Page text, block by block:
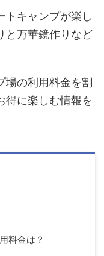
トキャンプが楽し
と万華鏡作りなど
場の利用料金を割
得に楽しむ情報を
料金は？